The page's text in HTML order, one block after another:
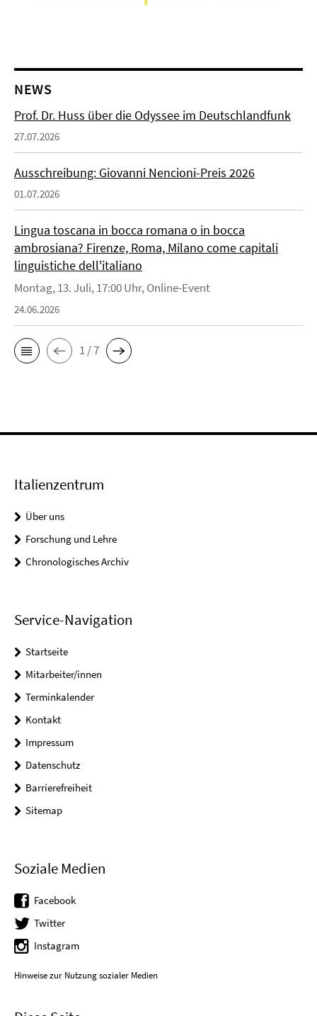
NEWS
Prof. Dr. Huss über die Odyssee im Deutschlandfunk
27.07.2026
Ausschreibung: Giovanni Nencioni-Preis 2026
01.07.2026
Lingua toscana in bocca romana o in bocca
ambrosiana? Firenze, Roma, Milano come capitali
linguistiche dell'italiano
Montag, 13. Juli, 17:00 Uhr, Online-Event
24.06.2026
1 / 7
Italienzentrum
Über uns
Forschung und Lehre
Chronologisches Archiv
Service-Navigation
Startseite
Mitarbeiter/innen
Terminkalender
Kontakt
Impressum
Datenschutz
Barrierefreiheit
Sitemap
Soziale Medien
Facebook
Twitter
Instagram
Hinweise zur Nutzung sozialer Medien